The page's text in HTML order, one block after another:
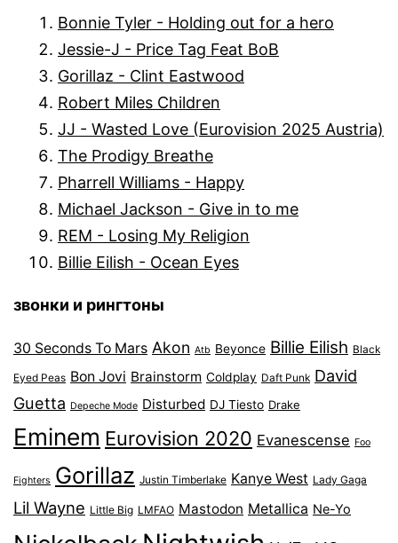
Bonnie Tyler - Holding out for a hero
Jessie-J - Price Tag Feat BoB
Gorillaz - Clint Eastwood
Robert Miles Children
JJ - Wasted Love (Eurovision 2025 Austria)
The Prodigy Breathe
Pharrell Williams - Happy
Michael Jackson - Give in to me
REM - Losing My Religion
Billie Eilish - Ocean Eyes
звонки и рингтоны
30 Seconds To Mars Akon Atb Beyonce Billie Eilish Black
Eyed Peas Bon Jovi Brainstorm Coldplay Daft Punk David
Guetta Depeche Mode Disturbed DJ Tiesto Drake
Eminem Eurovision 2020 Evanescense Foo
Fighters Gorillaz Justin Timberlake Kanye West Lady Gaga
Lil Wayne Little Big LMFAO Mastodon Metallica Ne-Yo